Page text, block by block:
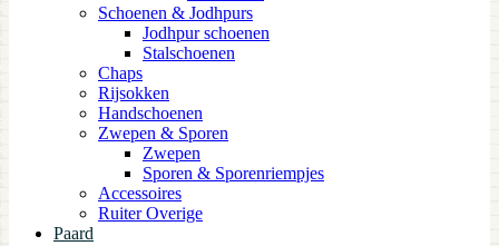
Schoenen & Jodhpurs
Jodhpur schoenen
Stalschoenen
Chaps
Rijsokken
Handschoenen
Zwepen & Sporen
Zwepen
Sporen & Sporenriempjes
Accessoires
Ruiter Overige
Paard